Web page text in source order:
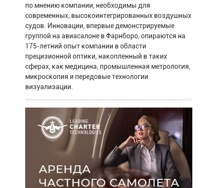
по мнению компании, необходимы для
современных, высокоинтегрированных воздушных
судов. Инновации, впервые демонстрируемые
группой на авиасалоне в Фарнборо, опираются на
175-летний опыт компании в области
прецизионной оптики, накопленный в таких
сферах, как медицина, промышленная метрология,
микроскопия и передовые технологии
визуализации.